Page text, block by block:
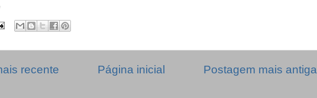
recente Postagem mais antiga
Página inicial